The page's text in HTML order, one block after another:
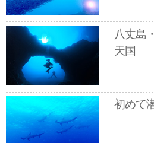
八丈島
天国
初めて